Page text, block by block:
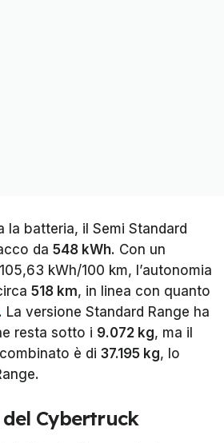
la batteria, il Semi Standard
da 548 kWh. Con un
kWh/100 km, l’autonomia
518 km, in linea con quanto
. La versione Standard Range ha
resta sotto i 9.072 kg, ma il
è di 37.195 kg, lo
Cybertruck